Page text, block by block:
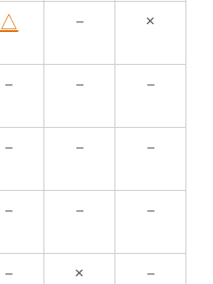
△ － ×
－ － －
－ － －
－ － －
－ × －